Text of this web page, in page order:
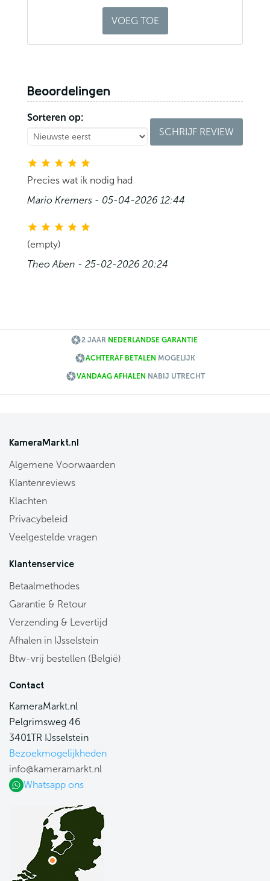
VOEG TOE
Beoordelingen
Sorteren op:
SCHRIJF REVIEW
Precies wat ik nodig had
Mario Kremers - 05-04-2026 12:44
(empty)
Theo Aben - 25-02-2026 20:24
2 JAAR NEDERLANDSE GARANTIE
ACHTERAF BETALEN MOGELIJK
VANDAAG AFHALEN NABIJ UTRECHT
KameraMarkt.nl
Algemene Voorwaarden
Klantenreviews
Klachten
Privacybeleid
Veelgestelde vragen
Klantenservice
Betaalmethodes
Garantie & Retour
Verzending & Levertijd
Afhalen in IJsselstein
Btw-vrij bestellen (België)
Contact
KameraMarkt.nl
Pelgrimsweg 46
3401TR IJsselstein
Bezoekmogelijkheden
info@kameramarkt.nl
Whatsapp ons